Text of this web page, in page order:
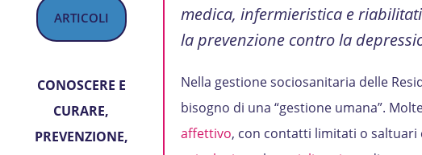
ARTICOLI
CONOSCERE E
CURARE,
PREVENZIONE,
medica, infermieristica e
la prevenzione contro la
Nella gestione sociosanitaria delle
bisogno di una “gestione umana”.
affettivo, con contatti limitati o